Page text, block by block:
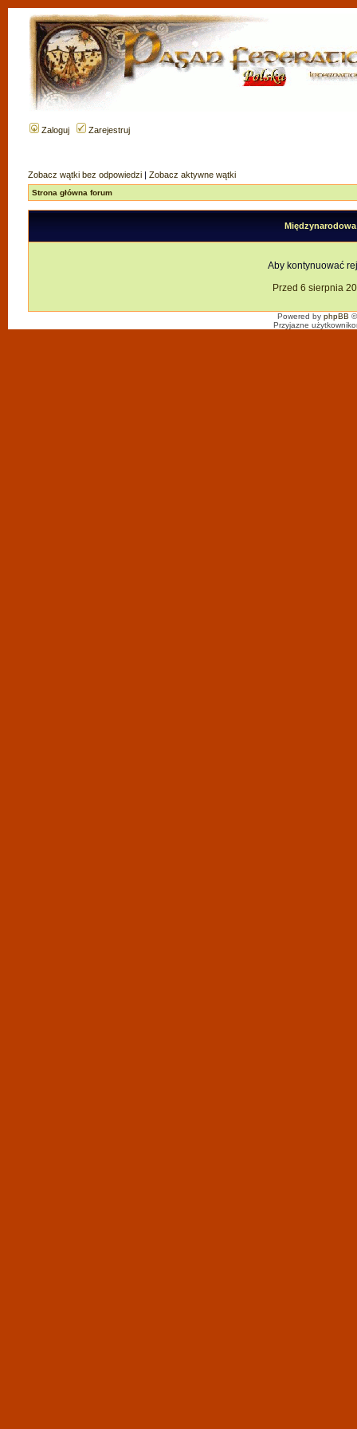
Zaloguj Zarejestruj
Zobacz wątki bez odpowiedzi | Zobacz aktywne wątki
Strona główna forum
Aby kontynuować
Przed 6 sierpnia
Powered by phpBB
Przyjazne